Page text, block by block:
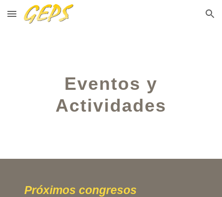
Skip to main content Skip to navigation
Eventos y
Actividades
Próximos congresos